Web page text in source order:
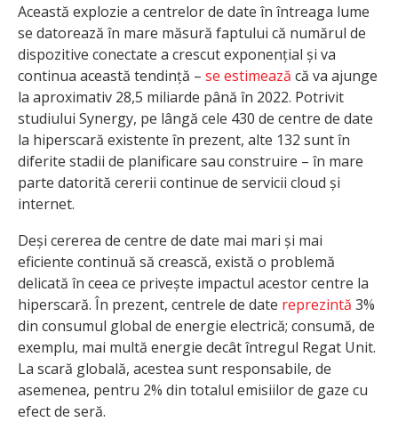
Această explozie a centrelor de date în întreaga lume
se datorează în mare măsură faptului că numărul de
dispozitive conectate a crescut exponențial și va
continua această tendință – se estimează că va ajunge
la aproximativ 28,5 miliarde până în 2022. Potrivit
studiului Synergy, pe lângă cele 430 de centre de date
la hiperscară existente în prezent, alte 132 sunt în
diferite stadii de planificare sau construire – în mare
parte datorită cererii continue de servicii cloud și
internet.
Deși cererea de centre de date mai mari și mai
eficiente continuă să crească, există o problemă
delicată în ceea ce privește impactul acestor centre la
hiperscară. În prezent, centrele de date reprezintă 3%
din consumul global de energie electrică; consumă, de
exemplu, mai multă energie decât întregul Regat Unit.
La scară globală, acestea sunt responsabile, de
asemenea, pentru 2% din totalul emisiilor de gaze cu
efect de seră.